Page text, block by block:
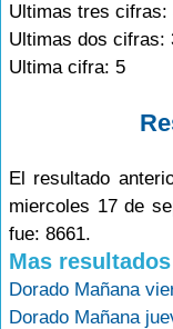
Ultimas tres cifras:
Ultimas dos cifras:
Ultima cifra: 5
El resultado
miercoles 17 de
fue: 8661.
Mas resultados
Dorado Mañana
Dorado Mañana